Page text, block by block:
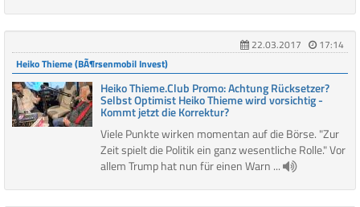
22.03.2017
17:14
Heiko Thieme (BÃ¶rsenmobil Invest)
Heiko Thieme.Club Promo: Achtung Rücksetzer?
Selbst Optimist Heiko Thieme wird vorsichtig -
Kommt jetzt die Korrektur?
Viele Punkte wirken momentan auf die Börse. "Zur
Zeit spielt die Politik ein ganz wesentliche Rolle." Vor
allem Trump hat nun für einen Warn ...